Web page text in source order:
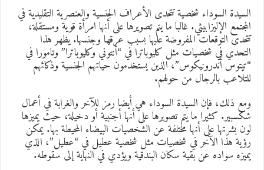
السوداء شخصية تتحدى الأعراف الجنسية والعنصرية التقليدية في
الإليزابيثي. غالبا ما يتم تصويرها على أنها امرأة قوية ومستقلة،
التوقعات المفروضة عليها بسبب عرقها وجنسها. يظهر هذا
في شخصيات مثل كليوباترا في “أنتوني وكليوباترا” وتامورا في
أندرونيكوس”، الذين يستخدمون حياتهم الجنسية وذكائهم
بالرجال من حولهم.
ذلك، فإن السيدة السوداء هي أيضا رمز للآخر والغرابة في أعمال
كثيرا ما يتم تصويرها على أنها أجنبية أو دخيلة، حيث يميزها
بشرتها على أنها مختلفة عن الشخصيات البيضاء المحيطة بها. يمكن
هذا الآخر في شخصيات مثل شخصية عطيل في “عطيل”، الذي
سواده عن بقية سكان البندقية ويؤدي في النهاية إلى سقوطه.